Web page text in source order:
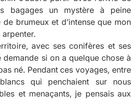
bagages un mystère à peine
brumeux et d’intense que mon
arpenter.
avec ses conifères et ses
demande si on a quelque chose à
né. Pendant ces voyages, entre
qui penchaient sur nous
et menaçants, je pensais aux